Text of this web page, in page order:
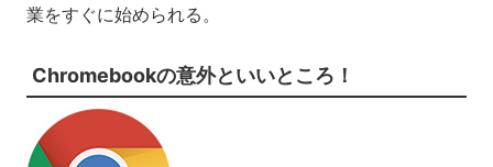
業をすぐに始められる。
Chromebookの意外といいところ！